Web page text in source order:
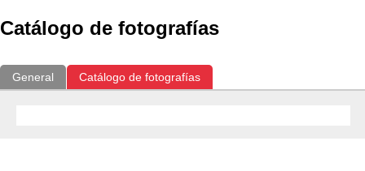
Catálogo de fotografías
General Catálogo de fotografías